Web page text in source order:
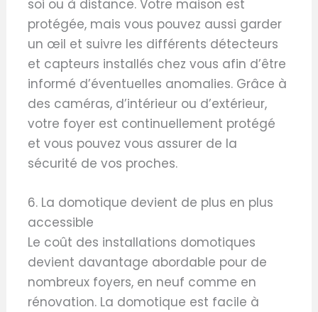
soi ou à distance. Votre maison est
protégée, mais vous pouvez aussi garder
un œil et suivre les différents détecteurs
et capteurs installés chez vous afin d’être
informé d’éventuelles anomalies. Grâce à
des caméras, d’intérieur ou d’extérieur,
votre foyer est continuellement protégé
et vous pouvez vous assurer de la
sécurité de vos proches.
6. La domotique devient de plus en plus
accessible
Le coût des installations domotiques
devient davantage abordable pour de
nombreux foyers, en neuf comme en
rénovation. La domotique est facile à